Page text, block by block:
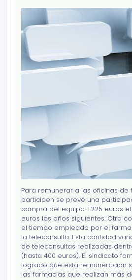
Para remunerar a las oficinas de
participen se prevé una
compra del equipo: 1.225 euros
euros los años siguientes. Otra
el tiempo empleado por el
la teleconsulta. Esta cantidad
de teleconsultas realizadas
(hasta 400 euros). El sindicato
logrado que esta remuneración
las farmacias que realizan más